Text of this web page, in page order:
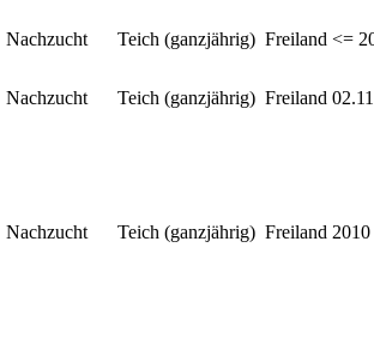
Nachzucht Teich (ganzjährig) Freiland <=
Nachzucht Teich (ganzjährig) Freiland
Nachzucht Teich (ganzjährig) Freiland 2010